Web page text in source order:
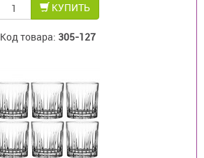
КУПИТЬ
Код товара: 305-127